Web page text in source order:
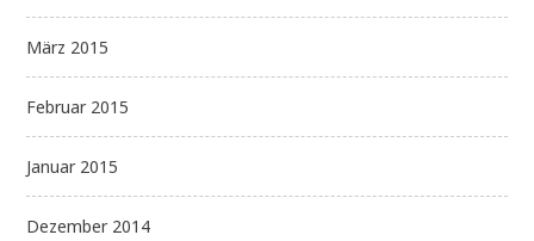
März 2015
Februar 2015
Januar 2015
Dezember 2014